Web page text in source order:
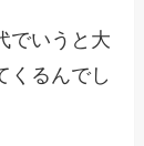
でいうと大
くるんでし